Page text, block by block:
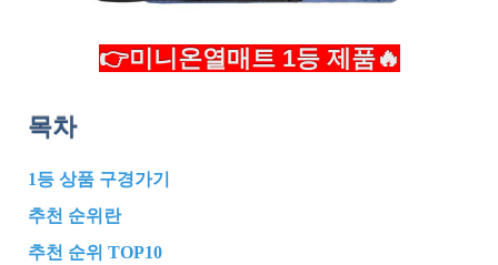
👉미니온열매트 1등 제품🔥
목차
1등 상품 구경가기
추천 순위란
추천 순위 TOP10